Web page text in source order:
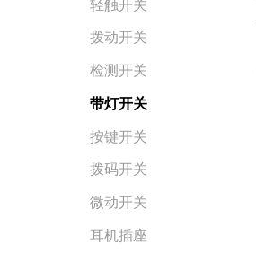
轻触开关
拨动开关
检测开关
带灯开关
按键开关
拨码开关
微动开关
耳机插座